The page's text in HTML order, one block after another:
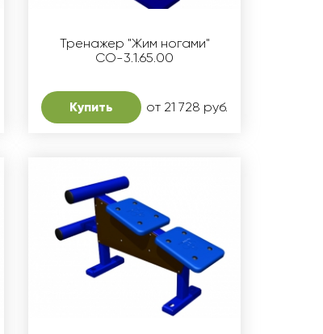
Тренажер "Жим ногами"
СО-3.1.65.00
Купить от 21 728 руб.